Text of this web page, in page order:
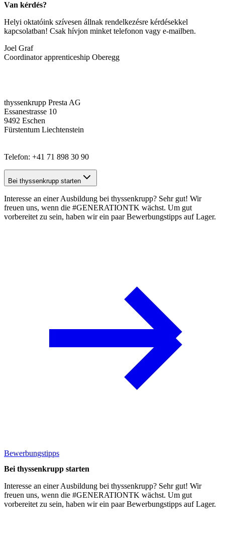
Van kérdés?
Helyi oktatóink szívesen állnak rendelkezésre kérdésekkel
kapcsolatban! Csak hívjon minket telefonon vagy e-mailben.
Joel Graf
Coordinator apprenticeship Oberegg
thyssenkrupp Presta AG
Essanestrasse 10
9492 Eschen
Fürstentum Liechtenstein
Telefon: +41 71 898 30 90
Bei thyssenkrupp starten
Interesse an einer Ausbildung bei thyssenkrupp? Sehr gut! Wir
freuen uns, wenn die #GENERATIONTK wächst. Um gut
vorbereitet zu sein, haben wir ein paar Bewerbungstipps auf Lager.
Bewerbungstipps
Bei thyssenkrupp starten
Interesse an einer Ausbildung bei thyssenkrupp? Sehr gut! Wir
freuen uns, wenn die #GENERATIONTK wächst. Um gut
vorbereitet zu sein, haben wir ein paar Bewerbungstipps auf Lager.